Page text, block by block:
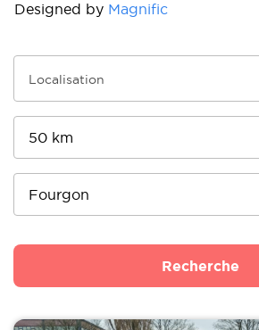
Designed by Magnific
Recherche